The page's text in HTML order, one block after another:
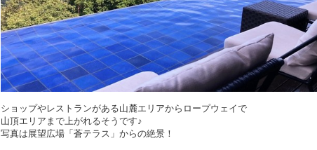
ショップやレストランがある山麓エリアからロープウェイで
山頂エリアまで上がれるそうです♪
写真は展望広場「蒼テラス」からの絶景！